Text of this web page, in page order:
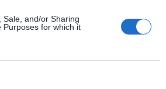
Sale, and/or Sharing
Purposes for which it